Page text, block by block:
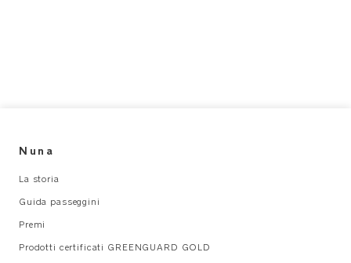
Nuna
La storia
Guida passeggini
Premi
Prodotti certificati GREENGUARD GOLD